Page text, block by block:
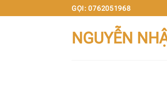
GỌI: 0762051968
NGUYỄN